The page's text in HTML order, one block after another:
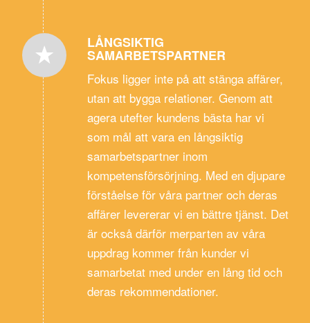
LÅNGSIKTIG
SAMARBETSPARTNER
Fokus ligger inte på att stänga affärer,
utan att bygga relationer. Genom att
agera utefter kundens bästa har vi
som mål att vara en långsiktig
samarbetspartner inom
kompetensförsörjning. Med en djupare
förståelse för våra partner och deras
affärer levererar vi en bättre tjänst. Det
är också därför merparten av våra
uppdrag kommer från kunder vi
samarbetat med under en lång tid och
deras rekommendationer.